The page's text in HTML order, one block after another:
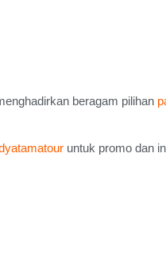
beragam pilihan
untuk promo dan